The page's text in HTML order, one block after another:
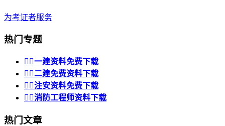
为考证者服务
热门专题
 一建资料免费下载
 二建免费资料下载
 注安资料免费下载
 消防工程师资料下载
热门文章